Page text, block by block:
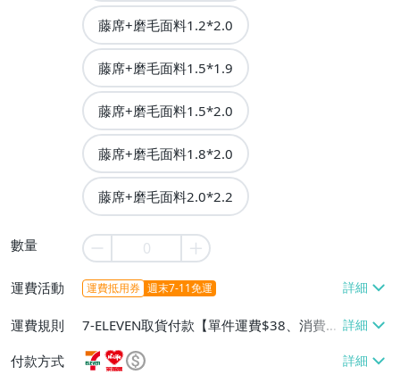
藤席+磨毛面料1.2*2.0
藤席+磨毛面料1.5*1.9
藤席+磨毛面料1.5*2.0
藤席+磨毛面料1.8*2.0
藤席+磨毛面料2.0*2.2
數量
運費活動 運費抵用券 週末7-11免運
運費規則
7-ELEVEN取貨付款【單件運費$38、消費滿
$990免運費】、萊爾富取貨付款【單件運
費$60、消費滿$990免運費】
付款方式